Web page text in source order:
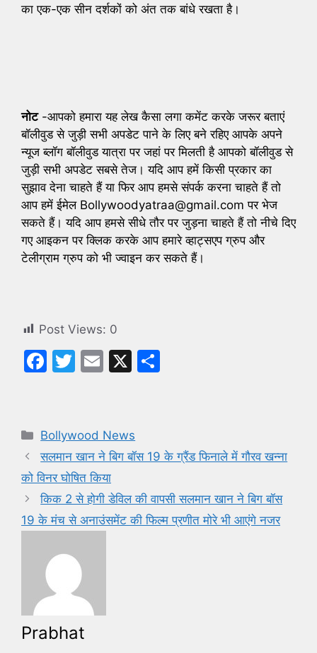
का एक-एक सीन दर्शकों को अंत तक बांधे रखता है।
नोट-आपको हमारा यह लेख कैसा लगा कमेंट करके जरूर बताएं
बॉलीवुड से जुड़ी सभी अपडेट पाने के लिए बने रहिए आपके अपने
न्यूज ब्लॉग बॉलीवुड यात्रा पर जहां पर मिलती है आपको बॉलीवुड से
जुड़ी सभी अपडेट सबसे तेज। यदि आप हमें किसी प्रकार का
सुझाव देना चाहते हैं या फिर आप हमसे संपर्क करना चाहते हैं तो
आप हमें ईमेल Bollywoodyatraa@gmail.com पर भेज
सकते हैं। यदि आप हमसे सीधे तौर पर जुड़ना चाहते हैं तो नीचे दिए
गए आइकन पर क्लिक करके आप हमारे व्हाट्सएप ग्रुप और
टेलीग्राम ग्रुप को भी ज्वाइन कर सकते हैं।
Post Views: 0
F
e
b
o
o
k
T
er
E
l
X
Categories
Bollywood News
सलमान खान ने बिग बॉस 19 के ग्रैंड फिनाले में गौरव खन्ना
को विनर घोषित किया
किक 2 से होगी डेविल की वापसी सलमान खान ने बिग बॉस
19 के मंच से अनाउंसमेंट की फिल्म प्रणीत मोरे भी आएंगे नजर
Prabhat